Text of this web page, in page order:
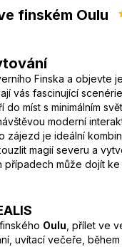
finském Oulu
Finska a objevte
vás fascinující
míst s minimálním
moderní
zájezd je ideální
magií severu a
může dojít
Oulu , přílet ve
uvítací večeře,